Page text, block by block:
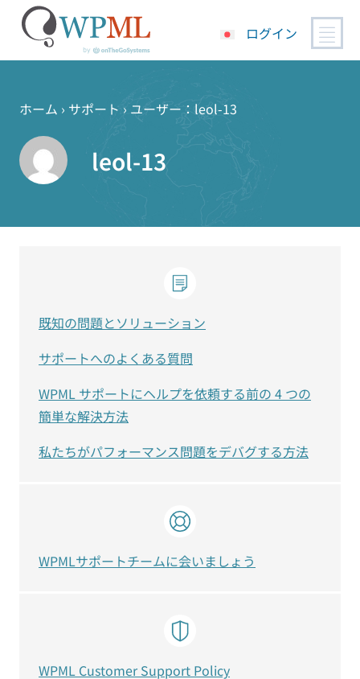
ッ
ログイン
ホーム › サポート › ユーザー：leol-13
leol-13
既知の問題とソリューション
サポートへのよくある質問
WPML サポートにヘルプを依頼する前の 4 つの
簡単な解決方法
私たちがパフォーマンス問題をデバグする方法
WPMLサポートチームに会いましょう
WPML Customer Support Policy